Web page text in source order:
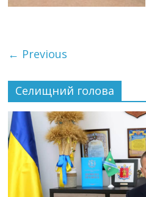
← Previous
Селищний голова